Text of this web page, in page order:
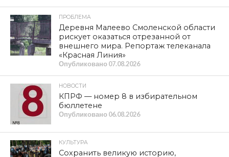
ПРОБЛЕМА
Деревня Малеево Смоленской области
рискует оказаться отрезанной от
внешнего мира. Репортаж телеканала
«Красная Линия»
Опубликовано 07.08.2026
НОВОСТИ
КПРФ — номер 8 в избирательном
бюллетене
Опубликовано 06.08.2026
КУЛЬТУРА
Сохранить великую историю,